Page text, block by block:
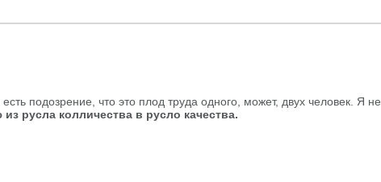
подозрение, что это плод труда одного, может, двух человек. Я не
русла колличества в русло качества.